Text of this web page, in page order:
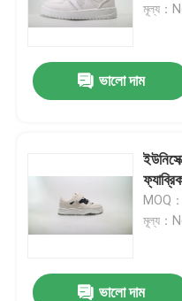
মূল্য：
ভালো দাম
MOQ
মূল্য：
ভালো দাম